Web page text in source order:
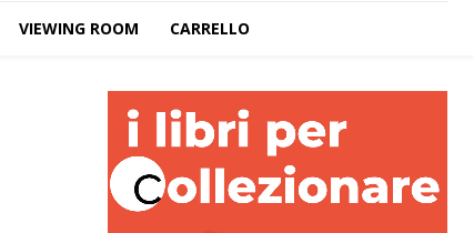
VIEWING ROOM CARRELLO